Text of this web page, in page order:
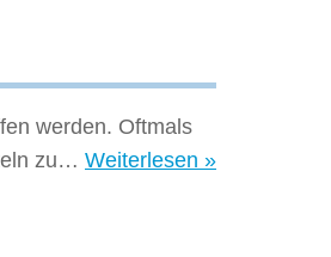
werden. Oftmals
zu… Weiterlesen »Gesunde